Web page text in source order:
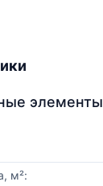
элементы
м²: